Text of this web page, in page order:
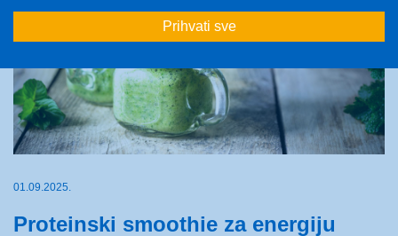
01.09.2025.
Proteinski smoothie za energiju
Prihvati sve